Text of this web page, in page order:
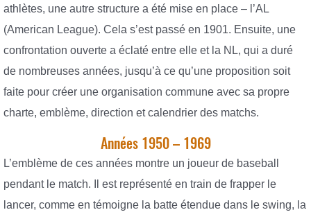
athlètes, une autre structure a été mise en place – l’AL
(American League). Cela s’est passé en 1901. Ensuite, une
confrontation ouverte a éclaté entre elle et la NL, qui a duré
de nombreuses années, jusqu’à ce qu’une proposition soit
faite pour créer une organisation commune avec sa propre
charte, emblème, direction et calendrier des matchs.
Années 1950 – 1969
L’emblème de ces années montre un joueur de baseball
pendant le match. Il est représenté en train de frapper le
lancer, comme en témoigne la batte étendue dans le swing, la